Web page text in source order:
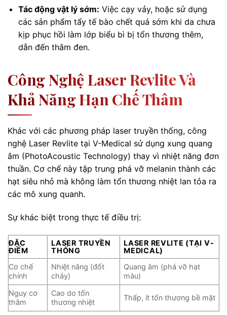
Tác động vật lý sớm: Việc cạy vảy, hoặc sử dụng
các sản phẩm tẩy tế bào chết quá sớm khi da chưa
kịp phục hồi làm lớp biểu bì bị tổn thương thêm,
dẫn đến thâm đen.
Công Nghệ Laser Revlite Và
Khả Năng Hạn Chế Thâm
Khác với các phương pháp laser truyền thống, công
nghệ Laser Revlite tại V-Medical sử dụng xung quang
âm (PhotoAcoustic Technology) thay vì nhiệt năng đơn
thuần. Cơ chế này tập trung phá vỡ melanin thành các
hạt siêu nhỏ mà không làm tổn thương nhiệt lan tỏa ra
các mô xung quanh.
Sự khác biệt trong thực tế điều trị:
ĐẶC
ĐIỂM
LASER TRUYỀN
THỐNG
LASER REVLITE (TẠI V-
MEDICAL)
Cơ chế
chính
Nhiệt năng (đốt
cháy)
Quang âm (phá vỡ hạt
màu)
Nguy cơ
thâm
Cao do tổn
thương nhiệt
Thấp, ít tổn thương bề mặt